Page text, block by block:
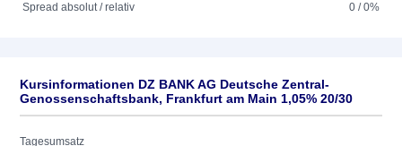
Spread absolut / relativ
0 / 0%
Kursinformationen DZ BANK AG Deutsche Zentral-
Genossenschaftsbank, Frankfurt am Main 1,05% 20/30
Tagesumsatz